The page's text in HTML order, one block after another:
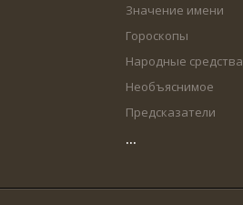
Значение имени
Гороскопы
Народные средства
Необъяснимое
Предсказатели
...